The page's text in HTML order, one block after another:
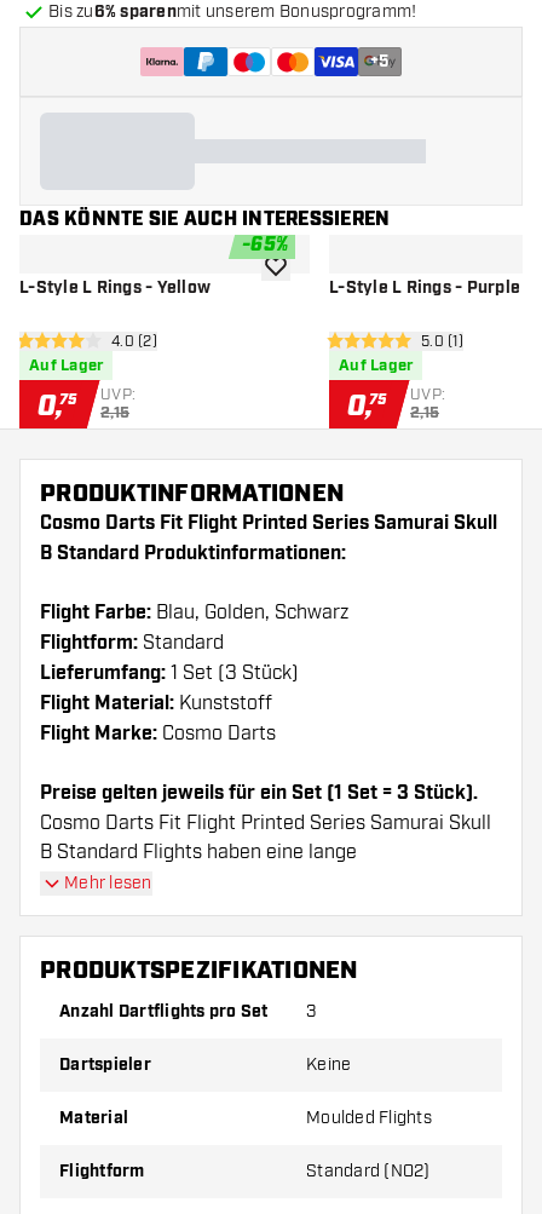
Bis zu6% sparenmit unserem Bonusprogramm!
+5
DAS KÖNNTE SIE AUCH INTERESSIEREN
-65%
L-Style L Rings - Yellow
Bewertungsbereich öffnen
4 Bewertungssterne
4.0 (2)
Auf Lager
0,75 UVP:
2,15
Zur Wunschliste hinzufügen
L-Style L Rings - Purple
5 Bewertungssterne
5.0 (1)
Auf Lager
0,75 UVP:
2,15
PRODUKTINFORMATIONEN
Cosmo Darts Fit Flight Printed Series Samurai Skull
B Standard Produktinformationen:
Flight Farbe: Blau, Golden, Schwarz
Flightform: Standard
Lieferumfang: 1 Set (3 Stück)
Flight Material: Kunststoff
Flight Marke: Cosmo Darts
Preise gelten jeweils für ein Set (1 Set = 3 Stück).
Cosmo Darts Fit Flight Printed Series Samurai Skull
B Standard Flights haben eine lange
Lebenserwartung. Diese Flights können nur mit
Cosmo Fit Shafts verwendet werden.
Dartshopper Tipp!
Shafts. Diese können sich durch Gebrauch
Probieren Sie eine andere Form, ein anderes
Mehr lesen
PRODUKTSPEZIFIKATIONEN
Anzahl Dartflights pro Set 3
Dartspieler Keine
Material Moulded Flights
Flightform Standard (NO2)